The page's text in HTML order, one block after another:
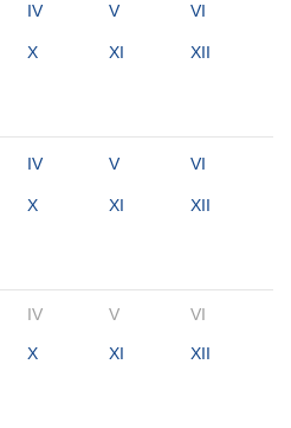
IV V VI
X XI XII
IV V VI
X XI XII
IV V VI
X XI XII